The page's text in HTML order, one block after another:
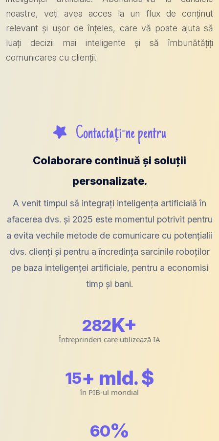
noastre, veți avea acces la un flux de conținut
relevant și ușor de înțeles, care vă poate ajuta să
luați decizii mai inteligente și să îmbunătățiți
comunicarea cu clienții.
Contactați-ne pentru
Colaborare continuă și soluții
personalizate.
A venit timpul să integrați inteligența artificială în
afacerea dvs. și 2025 este momentul potrivit pentru
a evita vechile metode de comunicare cu potențialii
dvs. clienți și pentru a încredința sarcinile roboților
pe baza inteligenței artificiale, pentru a economisi
timp și bani.
298K+
Întreprinderi care utilizează IA
15+ mld. $
în PIB-ul mondial
64%